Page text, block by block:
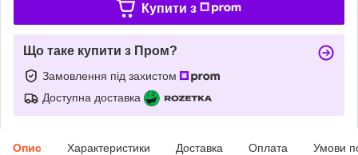
Купити з
Що таке купити з Пром?
Замовлення під захистом
Доступна доставка
Опис Характеристики Доставка Оплата Умови